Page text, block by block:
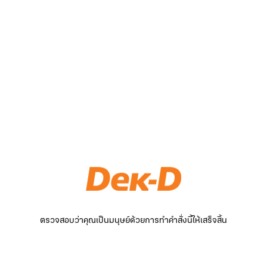
ตรวจสอบว่าคุณเป็นมนุษย์ด้วยการทำคำสั่งนี้ให้เสร็จสิ้น